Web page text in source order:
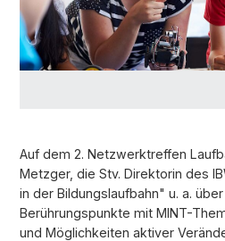
Auf dem 2. Netzwerktreffen
Metzger, die Stv. Direktorin des
in der Bildungslaufbahn" u. a.
Berührungspunkte mit MINT-
und Möglichkeiten aktiver